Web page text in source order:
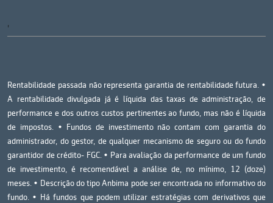
'
Rentabilidade passada não representa garantia de rentabilidade futura. •
A rentabilidade divulgada já é líquida das taxas de administração, de
performance e dos outros custos pertinentes ao fundo, mas não é líquida
de impostos. • Fundos de investimento não contam com garantia do
administrador, do gestor, de qualquer mecanismo de seguro ou do fundo
garantidor de crédito- FGC. • Para avaliação da performance de um fundo
de investimento, é recomendável a análise de, no mínimo, 12 (doze)
meses. • Descrição do tipo Anbima pode ser encontrada no informativo do
fundo. • Há fundos que podem utilizar estratégias com derivativos que